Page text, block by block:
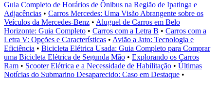
Guia Completo de Horários de Ônibus na Região de Ipatinga e
Adjacências • Carros Mercedes: Uma Visão Abrangente sobre os
Veículos da Mercedes-Benz • Aluguel de Carros em Belo
Horizonte: Guia Completo • Carros com a Letra B • Carros com a
Letra V: Opções e Características • Avião a Jato: Tecnologia e
Eficiência • Bicicleta Elétrica Usada: Guia Completo para Comprar
uma Bicicleta Elétrica de Segunda Mão • Explorando os Carros
Ram • Scooter Elétrica e a Necessidade de Habilitação • Últimas
Notícias do Submarino Desaparecido: Caso em Destaque •